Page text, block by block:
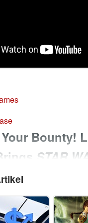
Bounty!
STAR
Switch™,
5 and PC